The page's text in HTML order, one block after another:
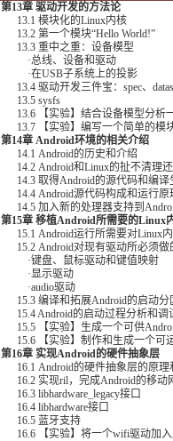
第13章 驱动开发的方法论
13.1 模块化的Linux内核
13.2 第一个模块“Hello World!”
13.3 重中之重：设备模型
·总线、设备和驱动
·在USB子系统上的投影
13.4 驱动开发三件宝：spec、
13.5 sysfs
13.6 【实验】结合设备模型分析
13.7 【实验】编写一个简单的模
第14章 Android环境的相关介绍
14.1 Android的历史和介绍
14.2 Android和Linux的扯不清理
14.3 取得Android的源代码和编译
14.4 Android源代码构成和运行原
14.5 加入新的处理器支持到
第15章 移植Android所需要的Linux
15.1 Android运行所需要对Linux
15.2 Android对现有驱动所必须做
·键盘、鼠标驱动和键值映射
·显示驱动
·audio驱动
15.3 编译和拓展Android的启动分
15.4 Android的启动过程分析和调
15.5 【实验】生成一个可供
15.6 【实验】制作和生成一个可
第16章 实现Android的硬件抽象层
16.1 Android的硬件抽象层的原理
16.2 实现ril，完成Android的移动
16.3 libhardware_legacy接口
16.4 libhardware接口
16.5 蓝牙支持
16.6 【实验】将一个wifi驱动加入